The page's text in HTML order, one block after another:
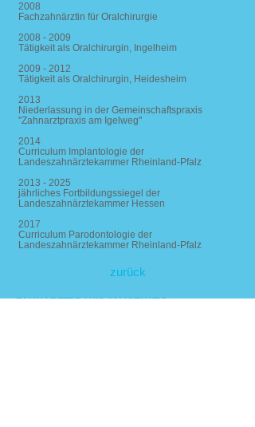
2008
Fachzahnärztin für Oralchirurgie
2008 - 2009
Tätigkeit als Oralchirurgin, Ingelheim
2009 - 2012
Tätigkeit als Oralchirurgin, Heidesheim
2013
Niederlassung in der Gemeinschaftspraxis
"Zahnarztpraxis am Igelweg"
2014
Curriculum Implantologie der
Landeszahnärztekammer Rheinland-Pfalz
2013 - 2025
jährliches Fortbildungssiegel der
Landeszahnärztekammer Hessen
2017
Curriculum Parodontologie der
Landeszahnärztekammer Rheinland-Pfalz
zurück
ZAHNARZTPRAXIS AM IGELWEG